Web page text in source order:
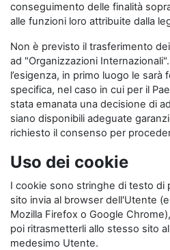
conseguimento delle finalità
alle funzioni loro attribuite dalla
Non è previsto il trasferimento
ad "Organizzazioni
l’esigenza, in primo luogo le sarà
specifica, nel caso in cui per il
stata emanata una decisione di
siano disponibili adeguate
richiesto il consenso per
Uso dei cookie
I cookie sono stringhe di testo di
sito invia al browser dell'Utente
Mozilla Firefox o Google
poi ritrasmetterli allo stesso sito
medesimo Utente.